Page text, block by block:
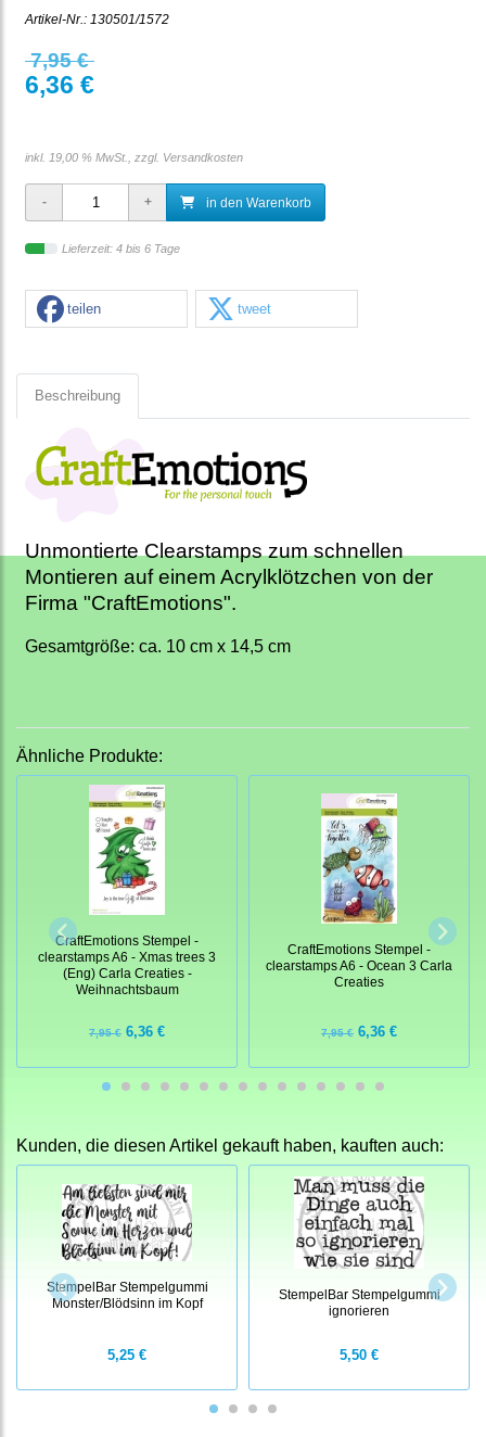
Artikel-Nr.: 130501/1572
7,95 €
6,36 €
inkl. 19,00 % MwSt., zzgl. Versandkosten
in den Warenkorb
Lieferzeit: 4 bis 6 Tage
teilen tweet
Beschreibung
Unmontierte Clearstamps zum schnellen
Montieren auf einem Acrylklötzchen von der
Firma "CraftEmotions".
Gesamtgröße: ca. 10 cm x 14,5 cm
Ähnliche Produkte:
CraftEmotions Stempel -
clearstamps A6 - Xmas trees 3
(Eng) Carla Creaties -
Weihnachtsbaum
7,95 € 6,36 €
CraftEmotions Stempel -
clearstamps A6 - Ocean 3 Carla
Creaties
7,95 € 6,36 €
Kunden, die diesen Artikel gekauft haben, kauften auch:
StempelBar Stempelgummi
Monster/Blödsinn im Kopf
5,25 €
StempelBar Stempelgummi
ignorieren
5,50 €